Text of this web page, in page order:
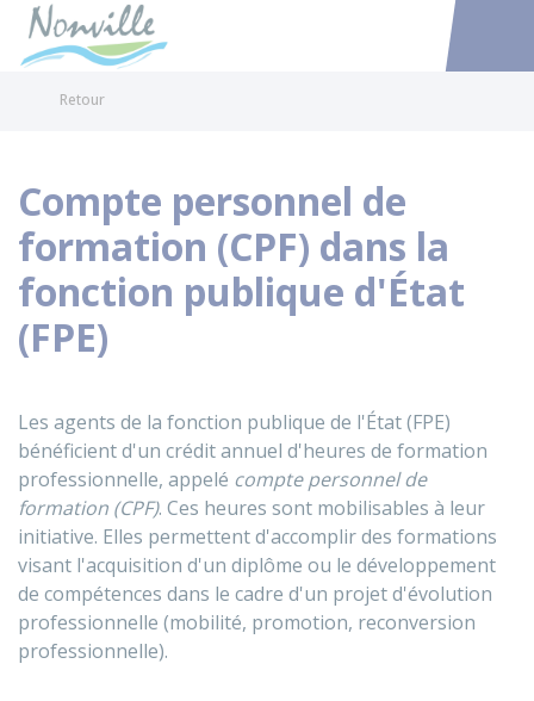
Accéder
Retour
Compte personnel de
formation (CPF) dans la
fonction publique d'État
(FPE)
Les agents de la fonction publique de l'État (FPE)
bénéficient d'un crédit annuel d'heures de formation
professionnelle, appelé compte personnel de
formation (CPF). Ces heures sont mobilisables à leur
initiative. Elles permettent d'accomplir des formations
visant l'acquisition d'un diplôme ou le développement
de compétences dans le cadre d'un projet d'évolution
professionnelle (mobilité, promotion, reconversion
professionnelle).